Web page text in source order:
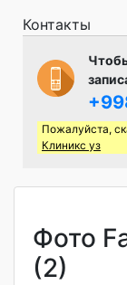
Контакты
Пожалуйста,
Клиникс уз
Фото
(2)